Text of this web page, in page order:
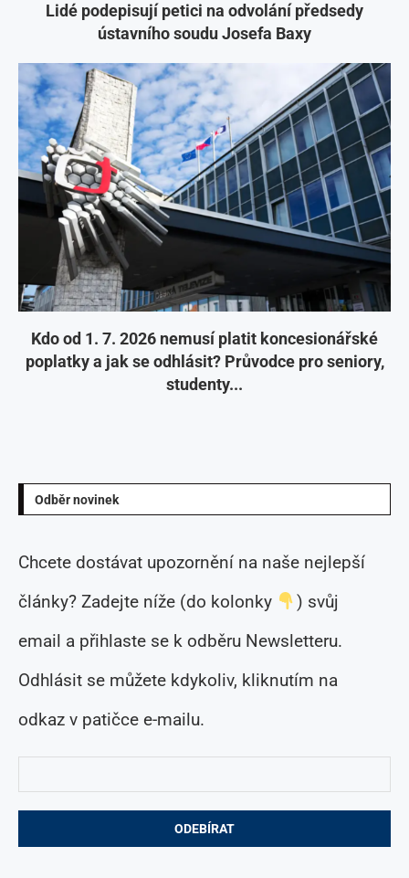
Lidé podepisují petici na odvolání předsedy
ústavního soudu Josefa Baxy
Kdo od 1. 7. 2026 nemusí platit koncesionářské
poplatky a jak se odhlásit? Průvodce pro seniory,
studenty...
Odběr novinek
Chcete dostávat upozornění na naše nejlepší
články? Zadejte níže (do kolonky
) svůj
email a přihlaste se k odběru Newsletteru.
Odhlásit se můžete kdykoliv, kliknutím na
odkaz v patičce e-mailu.